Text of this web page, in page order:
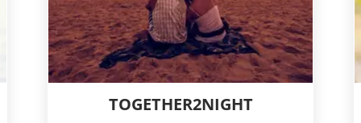
TOGETHER2NIGHT